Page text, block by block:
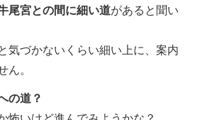
尾宮との間に細い道があると聞い
気づかないくらい細い上に、案内
。
の道？